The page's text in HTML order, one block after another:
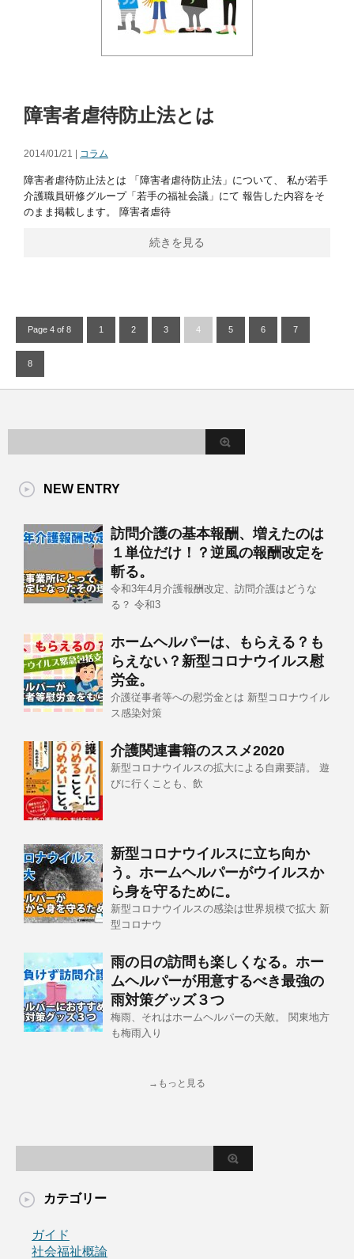
障害者虐待防止法とは
2014/01/21 | コラム
障害者虐待防止法とは 「障害者虐待防止法」について、 私が若手
介護職員研修グループ「若手の福祉会議」にて 報告した内容をそ
のまま掲載します。 障害者虐待
続きを見る
Page 4 of 8 1 2 3 4 5 6 7
8
NEW ENTRY
訪問介護の基本報酬、増えたのは
１単位だけ！？逆風の報酬改定を
斬る。
令和3年4月介護報酬改定、訪問介護はどうな
る？ 令和3
ホームヘルパーは、もらえる？も
らえない？新型コロナウイルス慰
労金。
介護従事者等への慰労金とは 新型コロナウイル
ス感染対策
介護関連書籍のススメ2020
新型コロナウイルスの拡大による自粛要請。 遊
びに行くことも、飲
新型コロナウイルスに立ち向か
う。ホームヘルパーがウイルスか
ら身を守るために。
新型コロナウイルスの感染は世界規模で拡大 新
型コロナウ
雨の日の訪問も楽しくなる。ホー
ムヘルパーが用意するべき最強の
雨対策グッズ３つ
梅雨、それはホームヘルパーの天敵。 関東地方
も梅雨入り
→もっと見る
カテゴリー
ガイド
社会福祉概論